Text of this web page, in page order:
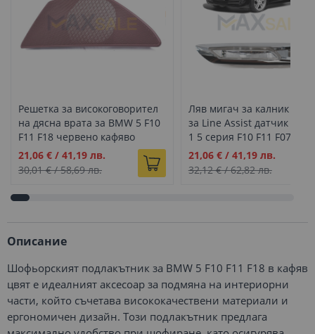
Решетка за високоговорител
на дясна врата за BMW 5 F10
F11 F18 червено кафяво
Промо
цена
21,06 € / 41,19 лв.
30,01 €/58,69 лв.
Ляв мигач за калник с
за Line Assist датчик на
1 5 серия F10 F11 F07 E81
E87 E88 (2010–2013)
Промо
цена
21,06 €/ 41,19 лв.
32,12 €/62,82 лв.
Описание
Шофьорският подлакътник за BMW 5 F10 F11 F18 в кафяв
цвят е идеалният аксесоар за подмяна на интериорни
части, който съчетава висококачествени материали и
ергономичен дизайн. Този подлакътник предлага